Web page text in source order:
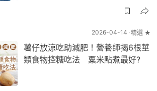
2026-04-14 精選 ★
薯仔放涼吃助減肥！營養師揭6根莖
類食物控糖吃法 粟米點煮最好?